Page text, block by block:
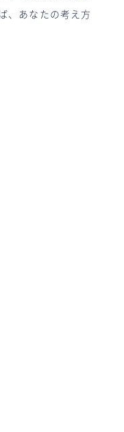
、あなたの考え方